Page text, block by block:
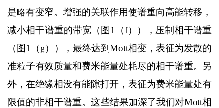
是略有变窄。增强的关联作用使谱重向高能转移，
减小相干谱重的带宽（图 1 （f）），压制相干谱重
（图1 （g）），最终达到 Mott相变，表征为发散的
准粒子有效质量和费米能量处耗尽的相干谱重。另
外，在绝缘相没有能隙打开，表征为费米能量处有
限值的非相干谱重。这些结果加深了我们对Mott相